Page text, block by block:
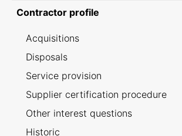
Contractor profile
Acquisitions
Disposals
Service provision
Supplier certification procedure
Other interest questions
Historic